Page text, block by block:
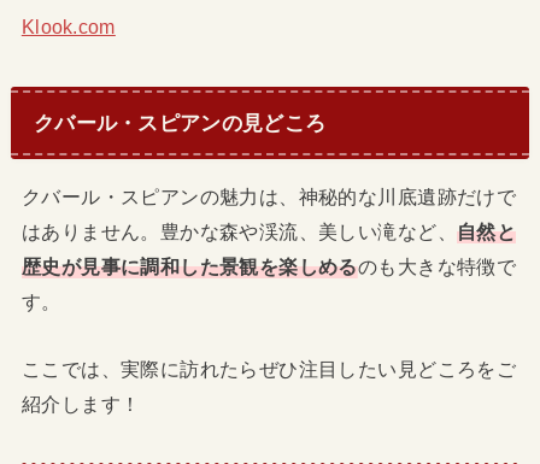
Klook.com
クバール・スピアンの見どころ
クバール・スピアンの魅力は、神秘的な川底遺跡だけで
はありません。豊かな森や渓流、美しい滝など、 自然と
歴史が見事に調和した景観を楽しめるのも大きな特徴で
す。
ここでは、実際に訪れたらぜひ注目したい見どころをご
紹介します！